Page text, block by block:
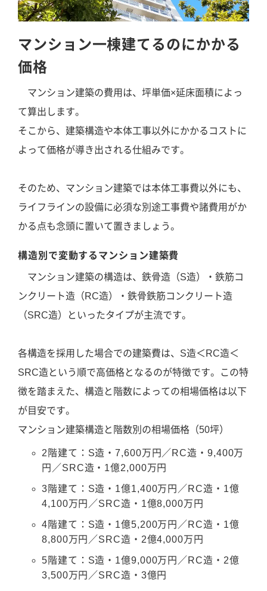
マンション一棟建てるのにかかる
価格
マンション建築の費用は、坪単価×延床面積によっ
て算出します。
そこから、建築構造や本体工事以外にかかるコストに
よって価格が導き出される仕組みです。
そのため、マンション建築では本体工事費以外にも、
ライフラインの設備に必須な別途工事費や諸費用がか
かる点も念頭に置いて置きましょう。
構造別で変動するマンション建築費
マンション建築の構造は、鉄骨造（S造）・鉄筋コ
ンクリート造（RC造）・鉄骨鉄筋コンクリート造
（SRC造）といったタイプが主流です。
各構造を採用した場合での建築費は、S造＜RC造＜
SRC造という順で高価格となるのが特徴です。この特
徴を踏まえた、構造と階数によっての相場価格は以下
が目安です。
マンション建築構造と階数別の相場価格（50坪）
2階建て：S造・7,600万円／RC造・9,400万
円／SRC造・1億2,000万円
3階建て：S造・1億1,400万円／RC造・1億
4,100万円／SRC造・1億8,000万円
4階建て：S造・1億5,200万円／RC造・1億
8,800万円／SRC造・2億4,000万円
5階建て：S造・1億9,000万円／RC造・2億
3,500万円／SRC造・3億円